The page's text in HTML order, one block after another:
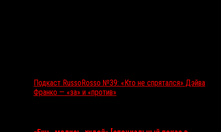
Подкаст RussoRosso №39: «Кто не спрятался» Дэйва
Франко — «за» и «против»